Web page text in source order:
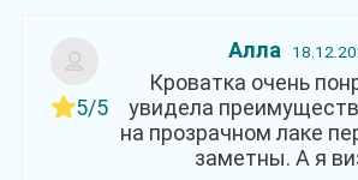
5/5
Алла
Кроватка очень
увидела
на прозрачном лаке
заметны. А я